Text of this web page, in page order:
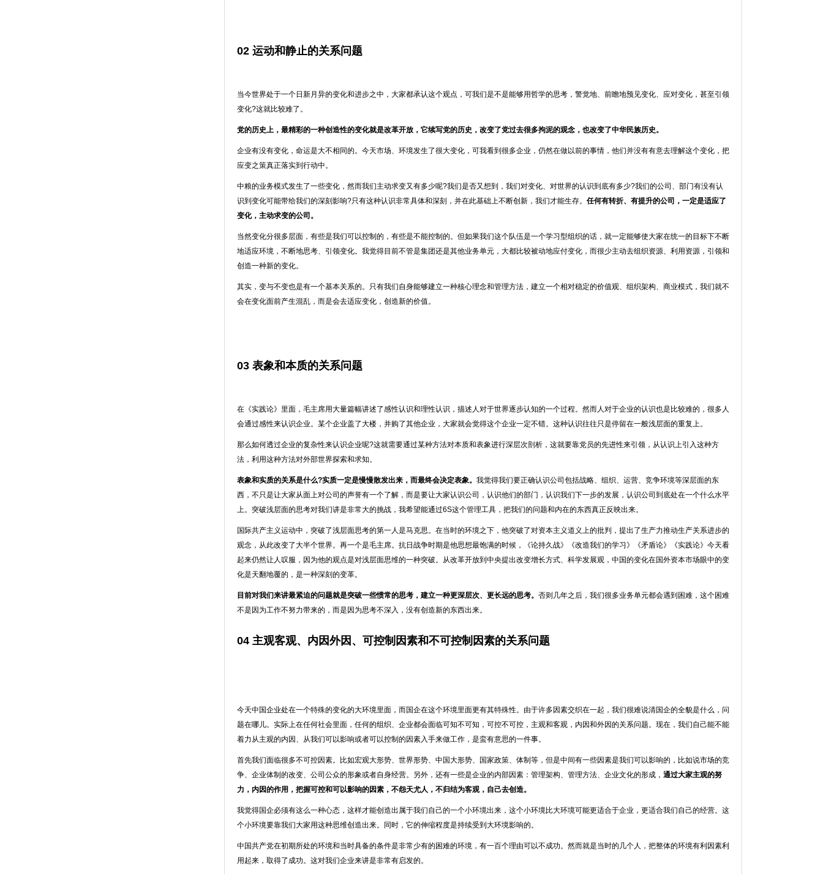
02 运动和静止的关系问题
当今世界处于一个日新月异的变化和进步之中，大家都承认这个观点，可我们是不是能够用哲学的思考，警觉地、前瞻地预见变化、应对变化，甚至引领
变化?这就比较难了。
党的历史上，最精彩的一种创造性的变化就是改革开放，它续写党的历史，改变了党过去很多拘泥的观念，也改变了中华民族历史。
企业有没有变化，命运是大不相同的。今天市场、环境发生了很大变化，可我看到很多企业，仍然在做以前的事情，他们并没有有意去理解这个变化，把
应变之策真正落实到行动中。
中粮的业务模式发生了一些变化，然而我们主动求变又有多少呢?我们是否又想到，我们对变化、对世界的认识到底有多少?我们的公司、部门有没有认
识到变化可能带给我们的深刻影响?只有这种认识非常具体和深刻，并在此基础上不断创新，我们才能生存。 任何有转折、有提升的公司，一定是适应了
变化，主动求变的公司。
当然变化分很多层面，有些是我们可以控制的，有些是不能控制的。但如果我们这个队伍是一个学习型组织的话，就一定能够使大家在统一的目标下不断
地适应环境，不断地思考、引领变化。我觉得目前不管是集团还是其他业务单元，大都比较被动地应付变化，而很少主动去组织资源、利用资源，引领和
创造一种新的变化。
其实，变与不变也是有一个基本关系的。只有我们自身能够建立一种核心理念和管理方法，建立一个相对稳定的价值观、组织架构、商业模式，我们就不
会在变化面前产生混乱，而是会去适应变化，创造新的价值。
03 表象和本质的关系问题
在《实践论》里面，毛主席用大量篇幅讲述了感性认识和理性认识，描述人对于世界逐步认知的一个过程。然而人对于企业的认识也是比较难的，很多人
会通过感性来认识企业。某个企业盖了大楼，并购了其他企业，大家就会觉得这个企业一定不错。这种认识往往只是停留在一般浅层面的重复上。
那么如何透过企业的复杂性来认识企业呢?这就需要通过某种方法对本质和表象进行深层次剖析，这就要靠党员的先进性来引领，从认识上引入这种方
法，利用这种方法对外部世界探索和求知。
表象和实质的关系是什么?实质一定是慢慢散发出来，而最终会决定表象。 我觉得我们要正确认识公司包括战略、组织、运营、竞争环境等深层面的东
西，不只是让大家从面上对公司的声誉有一个了解，而是要让大家认识公司，认识他们的部门，认识我们下一步的发展，认识公司到底处在一个什么水平
上。突破浅层面的思考对我们讲是非常大的挑战，我希望能通过6S这个管理工具，把我们的问题和内在的东西真正反映出来。
国际共产主义运动中，突破了浅层面思考的第一人是马克思。在当时的环境之下，他突破了对资本主义道义上的批判，提出了生产力推动生产关系进步的
观念，从此改变了大半个世界。再一个是毛主席。抗日战争时期是他思想最饱满的时候，《论持久战》《改造我们的学习》《矛盾论》《实践论》今天看
起来仍然让人叹服，因为他的观点是对浅层面思维的一种突破。从改革开放到中央提出改变增长方式、科学发展观，中国的变化在国外资本市场眼中的变
化是天翻地覆的，是一种深刻的变革。
目前对我们来讲最紧迫的问题就是突破一些惯常的思考，建立一种更深层次、更长远的思考。 否则几年之后，我们很多业务单元都会遇到困难，这个困难
不是因为工作不努力带来的，而是因为思考不深入，没有创造新的东西出来。
04 主观客观、内因外因、可控制因素和不可控制因素的关系问题
今天中国企业处在一个特殊的变化的大环境里面，而国企在这个环境里面更有其特殊性。由于许多因素交织在一起，我们很难说清国企的全貌是什么，问
题在哪儿。实际上在任何社会里面，任何的组织、企业都会面临可知不可知，可控不可控，主观和客观，内因和外因的关系问题。现在，我们自己能不能
着力从主观的内因、从我们可以影响或者可以控制的因素入手来做工作，是蛮有意思的一件事。
首先我们面临很多不可控因素。比如宏观大形势、世界形势、中国大形势、国家政策、体制等，但是中间有一些因素是我们可以影响的，比如说市场的竞
争、企业体制的改变、公司公众的形象或者自身经营。另外，还有一些是企业的内部因素：管理架构、管理方法、企业文化的形成， 通过大家主观的努
力，内因的作用，把握可控和可以影响的因素，不怨天尤人，不归结为客观，自己去创造。
我觉得国企必须有这么一种心态，这样才能创造出属于我们自己的一个小环境出来，这个小环境比大环境可能更适合于企业，更适合我们自己的经营。这
个小环境要靠我们大家用这种思维创造出来。同时，它的伸缩程度是持续受到大环境影响的。
中国共产党在初期所处的环境和当时具备的条件是非常少有的困难的环境，有一百个理由可以不成功。然而就是当时的几个人，把整体的环境有利因素利
用起来，取得了成功。这对我们企业来讲是非常有启发的。